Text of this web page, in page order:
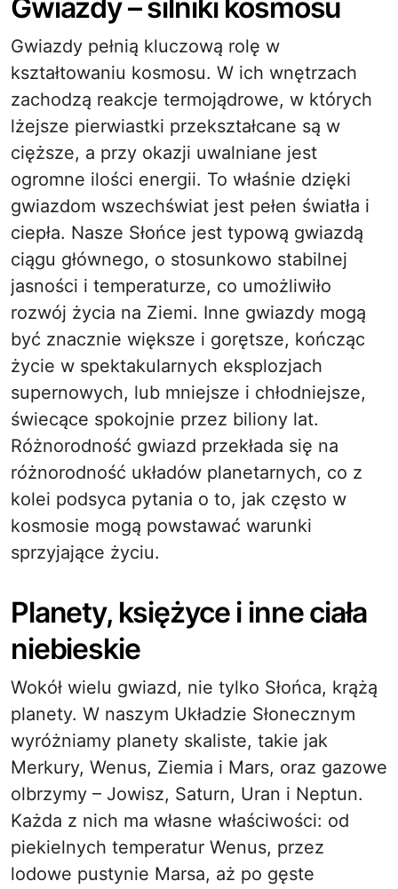
Gwiazdy – silniki kosmosu
Gwiazdy pełnią kluczową rolę w
kształtowaniu kosmosu. W ich wnętrzach
zachodzą reakcje termojądrowe, w których
lżejsze pierwiastki przekształcane są w
cięższe, a przy okazji uwalniane jest
ogromne ilości energii. To właśnie dzięki
gwiazdom wszechświat jest pełen światła i
ciepła. Nasze Słońce jest typową gwiazdą
ciągu głównego, o stosunkowo stabilnej
jasności i temperaturze, co umożliwiło
rozwój życia na Ziemi. Inne gwiazdy mogą
być znacznie większe i gorętsze, kończąc
życie w spektakularnych eksplozjach
supernowych, lub mniejsze i chłodniejsze,
świecące spokojnie przez biliony lat.
Różnorodność gwiazd przekłada się na
różnorodność układów planetarnych, co z
kolei podsyca pytania o to, jak często w
kosmosie mogą powstawać warunki
sprzyjające życiu.
Planety, księżyce i inne ciała
niebieskie
Wokół wielu gwiazd, nie tylko Słońca, krążą
planety. W naszym Układzie Słonecznym
wyróżniamy planety skaliste, takie jak
Merkury, Wenus, Ziemia i Mars, oraz gazowe
olbrzymy – Jowisz, Saturn, Uran i Neptun.
Każda z nich ma własne właściwości: od
piekielnych temperatur Wenus, przez
lodowe pustynie Marsa, aż po gęste